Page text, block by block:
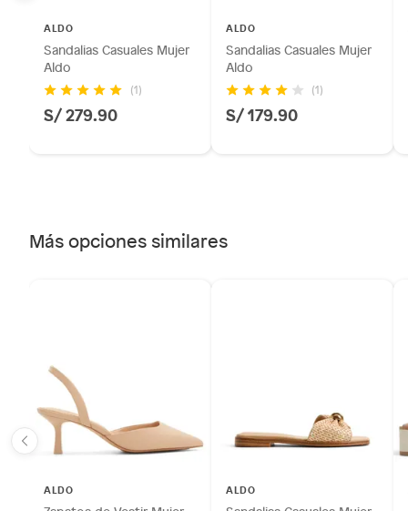
Productos que hayan sido previamente instalados.
Baterías de auto.
Motocicletas y bicicletas motorizadas.
Licores y cigarros electrónicos.
ALDO
Sandalias Casuales Mujer
Aldo
(1)
S/ 279.90
ALDO
Sandalias Casuales Mujer
Aldo
(1)
S/ 179.90
Más opciones similares
ALDO ALDO